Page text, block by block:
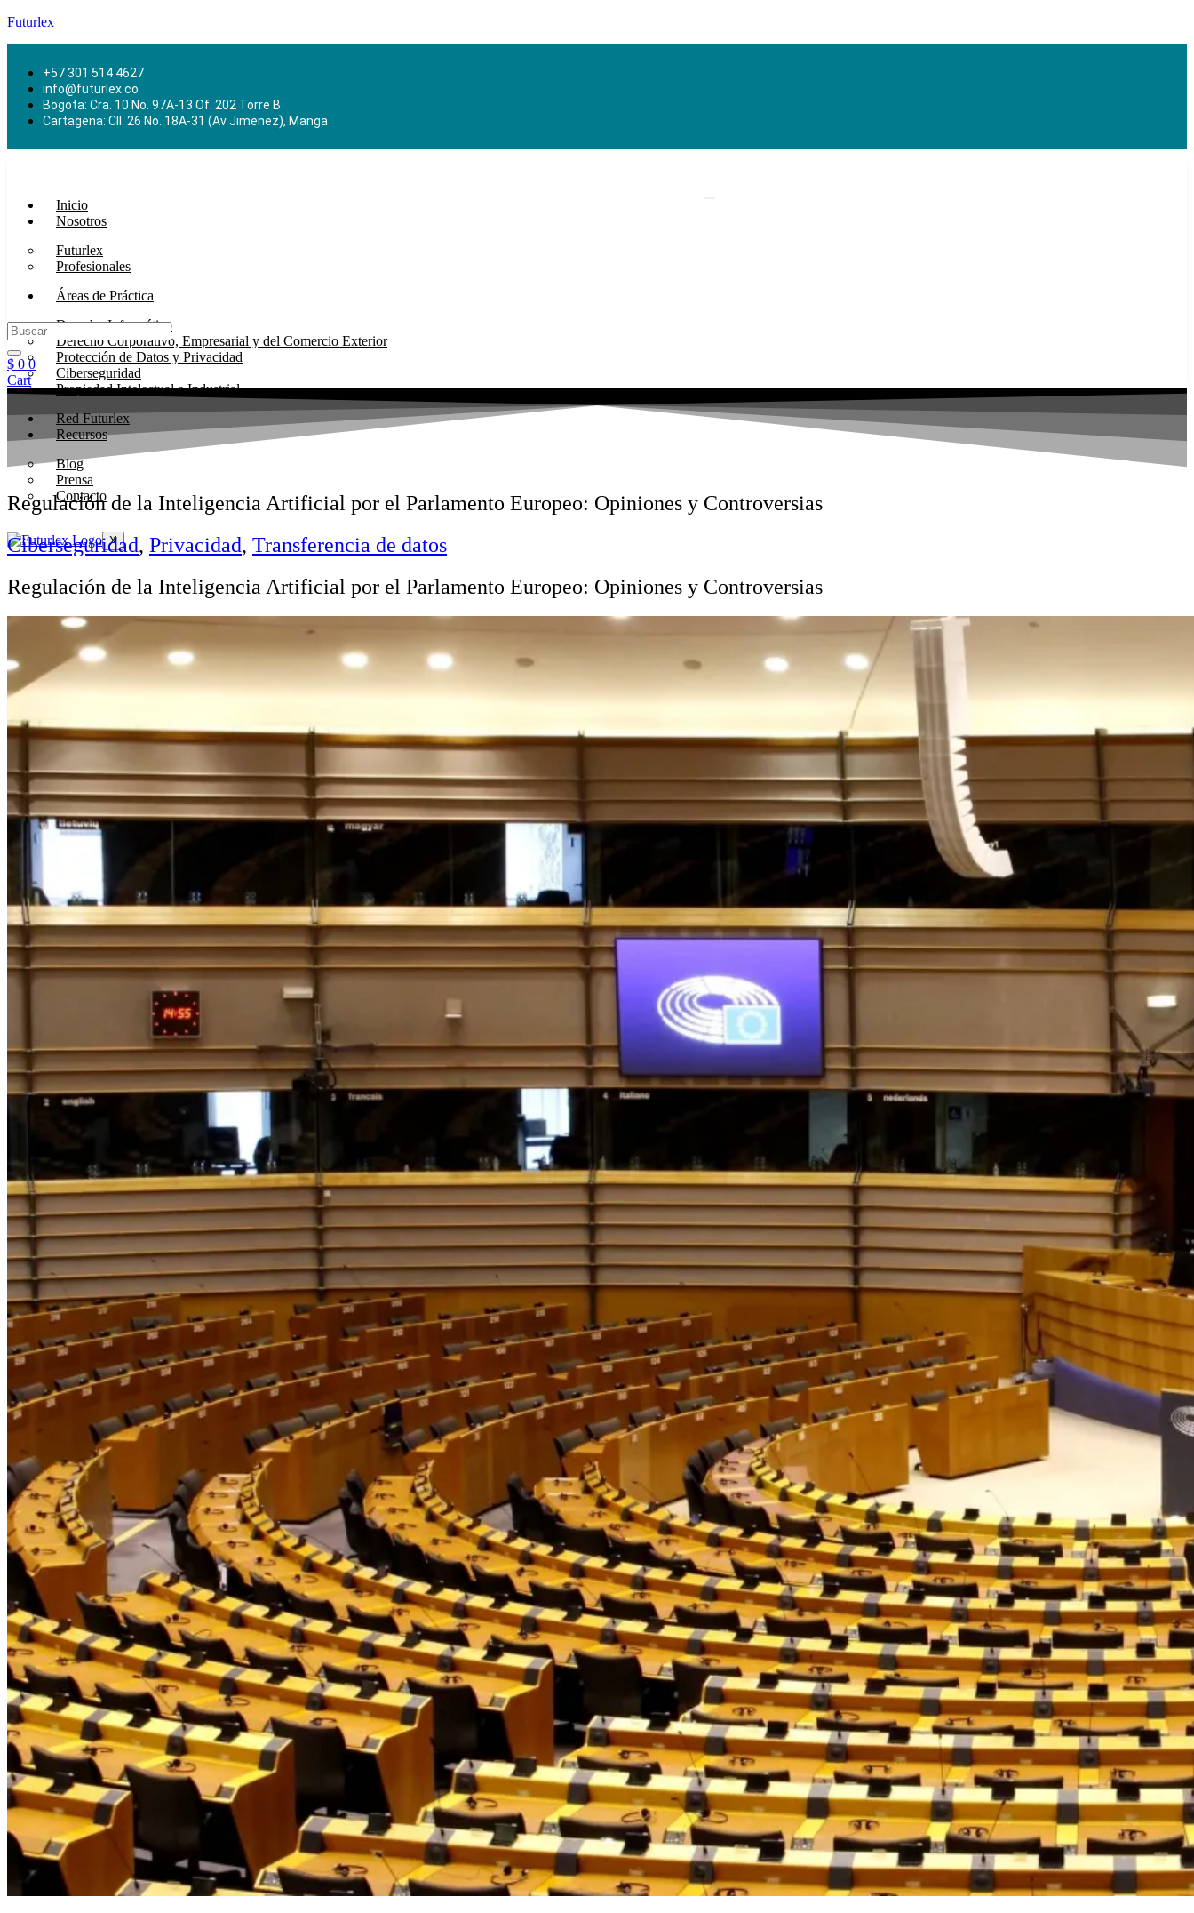
Futurlex
+57 301 514 4627
info@futurlex.co
Bogota: Cra. 10 No. 97A-13 Of. 202 Torre B
Cartagena: Cll. 26 No. 18A-31 (Av Jimenez), Manga
Inicio
Nosotros
Futurlex
Profesionales
Áreas de Práctica
Derecho Informático
Derecho Corporativo, Empresarial y del Comercio Exterior
Protección de Datos y Privacidad
Ciberseguridad
Propiedad Intelectual e Industrial
Red Futurlex
Recursos
Blog
Prensa
Contacto
X
$ 0 0
Cart
Regulación de la Inteligencia Artificial por el Parlamento Europeo: Opiniones y Controversias
Ciberseguridad, Privacidad, Transferencia de datos
Regulación de la Inteligencia Artificial por el Parlamento Europeo: Opiniones y Controversias